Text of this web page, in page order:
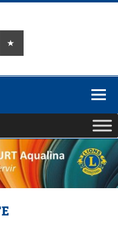
CLUB
ÉLANCOURT